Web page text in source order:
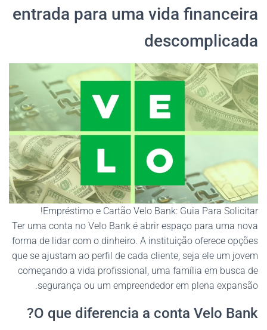
entrada para uma vida financeira
descomplicada
Empréstimo e Cartão Velo Bank: Guia Para Solicitar!
Ter uma conta no Velo Bank é abrir espaço para uma nova
forma de lidar com o dinheiro. A instituição oferece opções
que se ajustam ao perfil de cada cliente, seja ele um jovem
começando a vida profissional, uma família em busca de
segurança ou um empreendedor em plena expansão.
O que diferencia a conta Velo Bank?